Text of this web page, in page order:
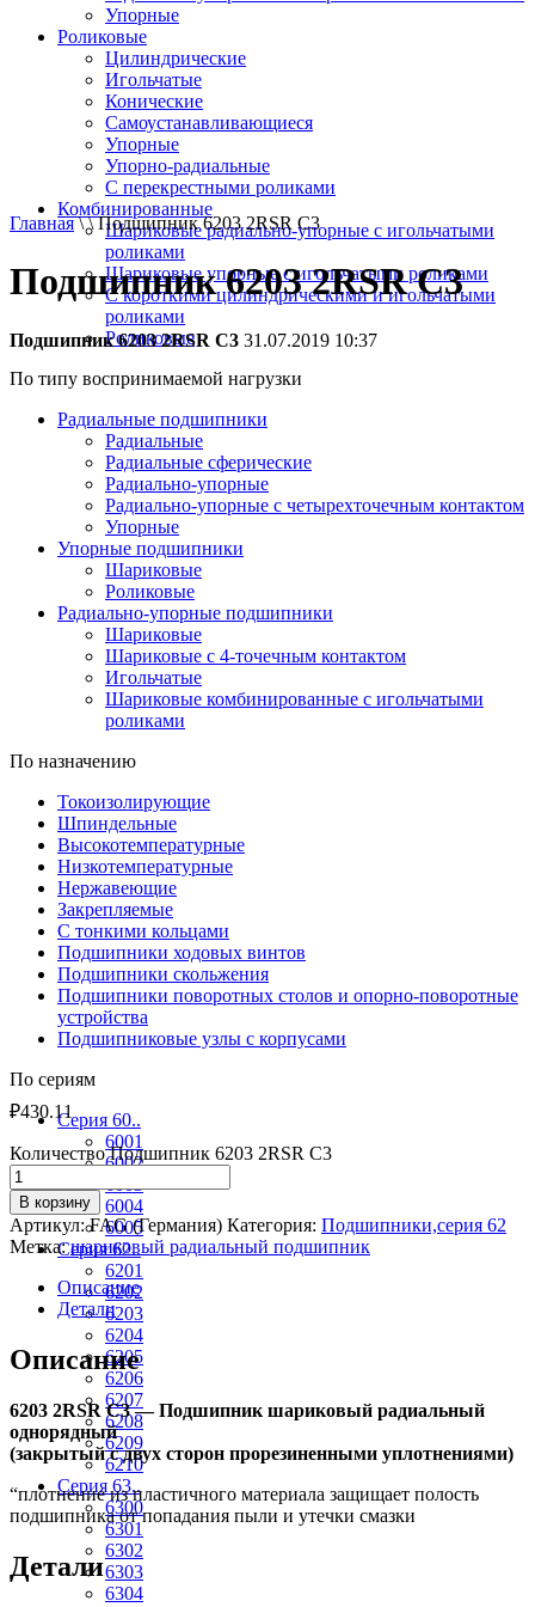
Упорные
Роликовые
Цилиндрические
Игольчатые
Конические
Самоустанавливающиеся
Упорные
Упорно-радиальные
C перекрестными роликами
Комбинированные
Шариковые радиально-упорные с игольчатыми
роликами
Шариковые упорные с игольчатыми роликами
С короткими цилиндрическими и игольчатыми
роликами
Роликовые
По типу воспринимаемой нагрузки
Радиальные подшипники
Радиальные
Радиальные сферические
Радиально-упорные
Радиально-упорные с четырехточечным контактом
Упорные
Упорные подшипники
Шариковые
Роликовые
Радиально-упорные подшипники
Шариковые
Шариковые с 4-точечным контактом
Игольчатые
Шариковые комбинированные с игольчатыми
роликами
По назначению
Токоизолирующие
Шпиндельные
Высокотемпературные
Низкотемпературные
Нержавеющие
Закрепляемые
С тонкими кольцами
Подшипники ходовых винтов
Подшипники скольжения
Подшипники поворотных столов и опорно-поворотные
устройства
Подшипниковые узлы с корпусами
По сериям
Серия 60..
6001
6002
6003
6004
6005
Серия 62..
6201
6202
6203
6204
6205
6206
6207
6208
6209
6210
Серия 63..
6300
6301
6302
6303
6304
Главная\ \ Подшипник 6203 2RSR C3
Подшипник 6203 2RSR C3
Подшипник 6203 2RSR C3 31.07.2019 10:37
₽430.11
Количество Подшипник 6203 2RSR C3
В корзину
Артикул:FAG (Германия) Категория: Подшипники,серия 62
Метка:шариковый радиальный подшипник
Описание
Детали
Описание
6203 2RSR C3 — Подшипник шариковый радиальный
однорядный
(закрытый с двух сторон прорезиненными уплотнениями)
“плотнение из пластичного материала защищает полость
подшипника от попадания пыли и утечки смазки
Детали